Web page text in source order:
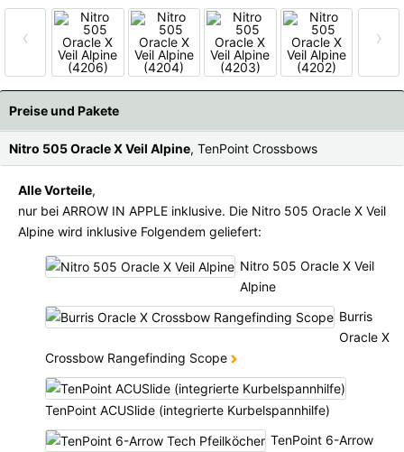
‹ ›
Preise und Pakete
Nitro 505 Oracle X Veil Alpine, TenPoint Crossbows
Alle Vorteile,
nur bei ARROW IN APPLE inklusive. Die Nitro 505 Oracle X Veil
Alpine wird inklusive Folgendem geliefert:
Nitro 505 Oracle X Veil
Alpine
Burris
Oracle X
Crossbow Rangefinding Scope
TenPoint ACUSlide (integrierte Kurbelspannhilfe)
TenPoint 6-Arrow
Slowenien | Spanien |€
Tschechien | Kč Ungarn |Ft
Sollte Ihr Land nicht verfübar sein, keine Sorge - wählen Sie einfach